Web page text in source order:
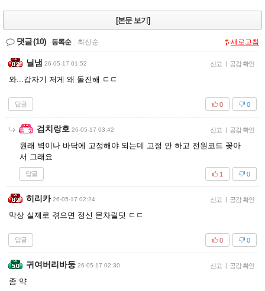
[본문 보기]
댓글(10) 등록순 최신순 새로고침
닐냄 26-05-17 01:52 신고 | 공감 확인
와...갑자기 저게 왜 돌진해 ㄷㄷ
답글 0
0
검치랑호 26-05-17 03:42 신고 | 공감 확인
원래 벽이나 바닥에 고정해야 되는데 고정 안 하고 전원코드 꽂아
서 그래요
답글 0
1
히리카 26-05-17 02:24 신고 | 공감 확인
막상 실제로 겪으면 정신 몬차릴덧 ㄷㄷ
답글 0
0
귀여버리바둥 26-05-17 02:30 신고 | 공감 확인
좀 약